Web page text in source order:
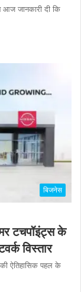
आज जानकारी दी कि
बिजनेस
टचपॉइंट्स के
विस्तार
ऐतिहासिक पहल के